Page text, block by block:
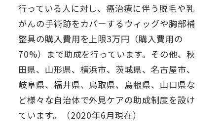
行っている人に対し、癌治療に伴う脱毛や乳
がんの手術跡をカバーするウィッグや胸部補
整具の購入費用を上限3万円（購入費用の
70%）まで助成を行っています。その他、秋
田県、山形県、横浜市、茨城県、名古屋市、
岐阜県、福井県、鳥取県、島根県、山口県な
ど様々な自治体で外見ケアの助成制度を設け
ています。（2020年6月現在）